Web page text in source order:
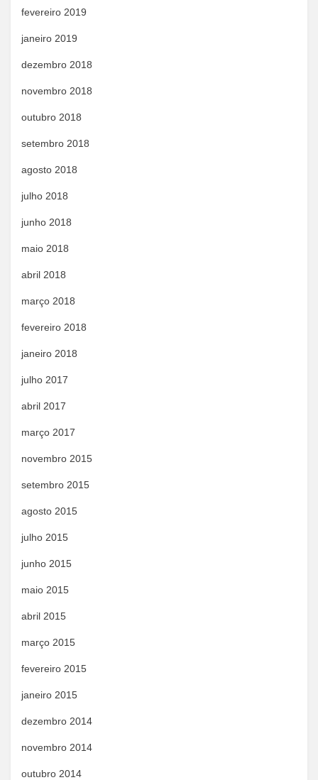
fevereiro 2019
janeiro 2019
dezembro 2018
novembro 2018
outubro 2018
setembro 2018
agosto 2018
julho 2018
junho 2018
maio 2018
abril 2018
março 2018
fevereiro 2018
janeiro 2018
julho 2017
abril 2017
março 2017
novembro 2015
setembro 2015
agosto 2015
julho 2015
junho 2015
maio 2015
abril 2015
março 2015
fevereiro 2015
janeiro 2015
dezembro 2014
novembro 2014
outubro 2014